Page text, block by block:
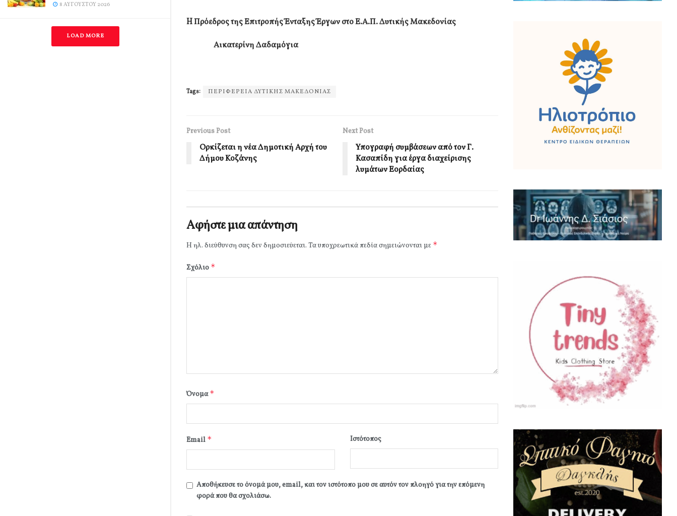
8 ΑΥΓΟΎΣΤΟΥ 2026
LOAD MORE
HΠρόεδρος της Επιτροπής Ένταξης Έργωνστο Ε.Α.Π. Δυτικής Μακεδονίας
Αικατερίνη Δαδαμόγια
Tags: ΠΕΡΙΦΕΡΕΙΑ ΔΥΤΙΚΗΣ ΜΑΚΕΔΟΝΙΑΣ
Previous Post
Ορκίζεται η νέα Δημοτική Αρχή του
Δήμου Κοζάνης
Next Post
Υπογραφή συμβάσεων από τον Γ.
Κασαπίδη για έργα διαχείρισης
λυμάτων Εορδαίας
Αφήστε μια απάντηση
Η ηλ. διεύθυνση σας δεν δημοσιεύεται. Τα υποχρεωτικά πεδία σημειώνονται με *
Σχόλιο *
Όνομα*
Email * Ιστότοπος
Αποθήκευσε το όνομά μου, email, και τον ιστότοπο μου σε αυτόν τον πλοηγό για την επόμενη
φορά που θα σχολιάσω.